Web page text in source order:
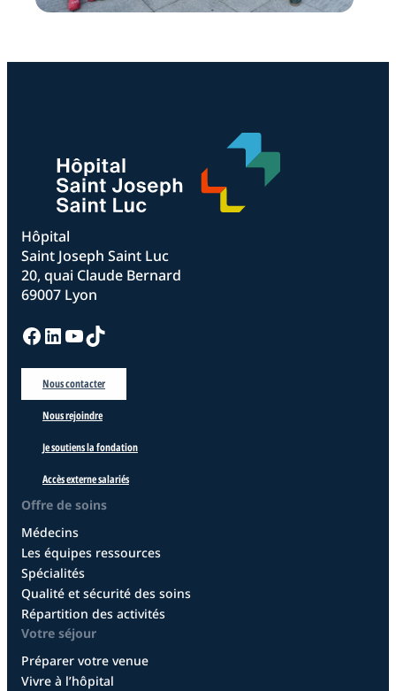
Hôpital
Saint Joseph Saint Luc
20, quai Claude Bernard
69007 Lyon
Facebook LinkedIn YouTube TikTok
Nous contacter
Nous rejoindre
Je soutiens la fondation
Accès externe salariés
Offre de soins
Médecins
Les équipes ressources
Spécialités
Qualité et sécurité des soins
Répartition des activités
Votre séjour
Préparer votre venue
Vivre à l’hôpital